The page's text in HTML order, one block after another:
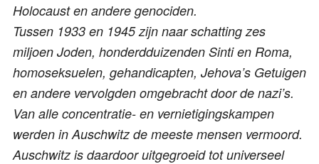
Holocaust en andere genociden.
Tussen 1933 en 1945 zijn naar schatting zes
miljoen Joden, honderdduizenden Sinti en Roma,
homoseksuelen, gehandicapten, Jehova’s Getuigen
en andere vervolgden omgebracht door de nazi’s.
Van alle concentratie- en vernietigingskampen
werden in Auschwitz de meeste mensen vermoord.
Auschwitz is daardoor uitgegroeid tot universeel